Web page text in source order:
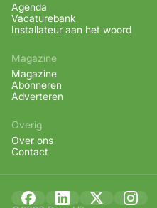
Agenda
Vacaturebank
Installateur aan het woord
Magazine
Magazine
Abonneren
Adverteren
Overig
Over ons
Contact